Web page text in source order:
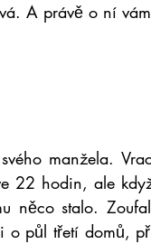
A právě o ní
manžela.
22 hodin, ale
něco stalo.
o půl třetí domů,